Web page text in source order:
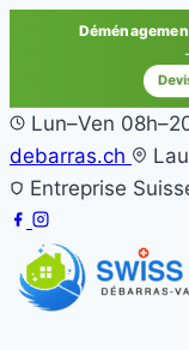
Lun–Ven
debarras.ch
Entreprise